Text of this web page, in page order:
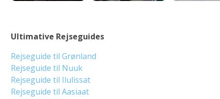
Ultimative Rejseguides
Rejseguide til Grønland
Rejseguide til Nuuk
Rejseguide til Ilulissat
Rejseguide til Aasiaat